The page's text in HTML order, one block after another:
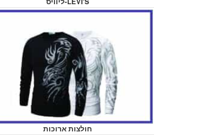
חולצות ארוכות